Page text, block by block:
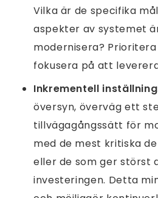
Vilka är de specifika
aspekter av systemet
modernisera?
fokusera på att
Inkrementell
översyn, överväg ett
tillvägagångssätt för
med de mest kritiska
eller de som ger störst
investeringen. Detta